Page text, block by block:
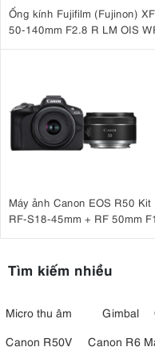
3.4. Đồng bộ hoàn hảo
Nikon Z6 III nâng cao khả
khuếch đại trước, đạt
phỏng vấn và ghi âm trực
Ống kính Fujifilm (Fujinon) XF
50-140mm F2.8 R LM OIS
Máy ảnh Canon EOS R50 Kit
RF-S18-45mm + RF 50mm
Tìm kiếm nhiều
Micro thu âm Gimbal
Canon R50V
Canon R6